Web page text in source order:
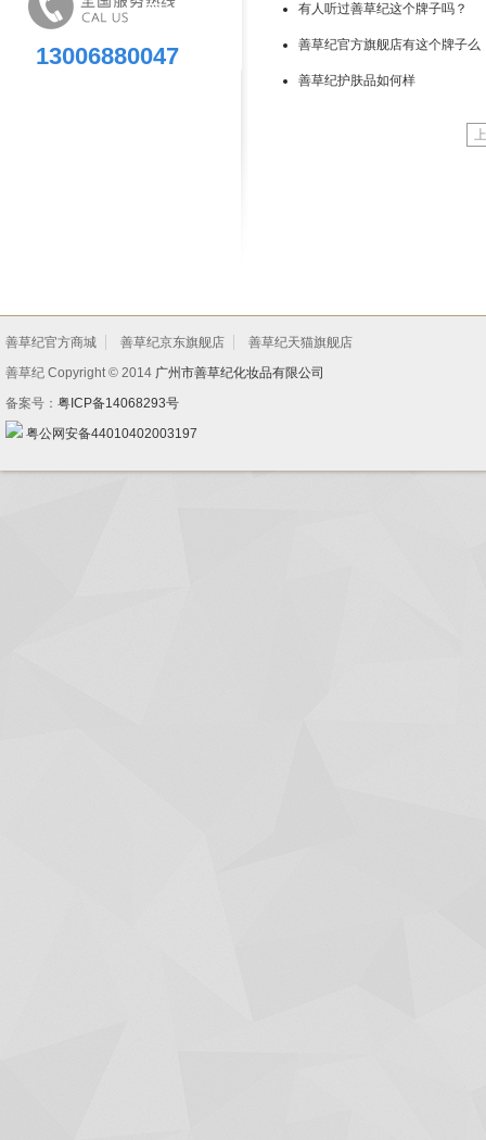
13006880047
有人听过善草纪这个牌子吗？
善草纪官方旗舰店有这个牌子
善草纪护肤品如何样
善草纪官方商城 善草纪京东旗舰店
善草纪天猫旗舰店
善草纪 Copyright © 2014 广州市善草纪化妆品有限公司
备案号： 粤ICP备14068293号
粤公网安备44010402003197